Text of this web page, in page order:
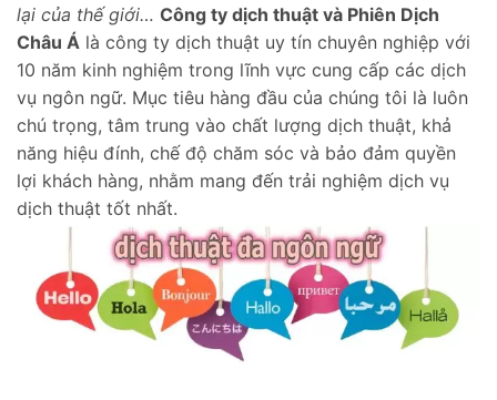
lại của thế giới… Công ty dịch thuật và Phiên Dịch
Châu Á là công ty dịch thuật uy tín chuyên nghiệp với
10 năm kinh nghiệm trong lĩnh vực cung cấp các dịch
vụ ngôn ngữ. Mục tiêu hàng đầu của chúng tôi là luôn
chú trọng, tâm trung vào chất lượng dịch thuật, khả
năng hiệu đính, chế độ chăm sóc và bảo đảm quyền
lợi khách hàng, nhằm mang đến trải nghiệm dịch vụ
dịch thuật tốt nhất.